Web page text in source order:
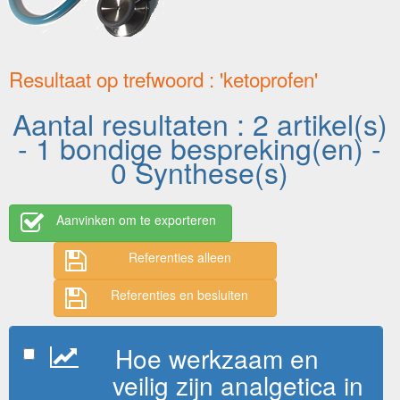
Resultaat op trefwoord : 'ketoprofen'
Aantal resultaten : 2 artikel(s)
- 1 bondige bespreking(en) -
0 Synthese(s)
Aanvinken om te exporteren
Referenties alleen
Referenties en besluiten
Hoe werkzaam en
veilig zijn analgetica in